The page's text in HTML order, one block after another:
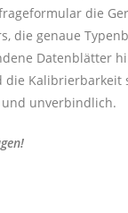
die
die genaue
Datenblätter
Kalibrierbarkeit
unverbindlich.